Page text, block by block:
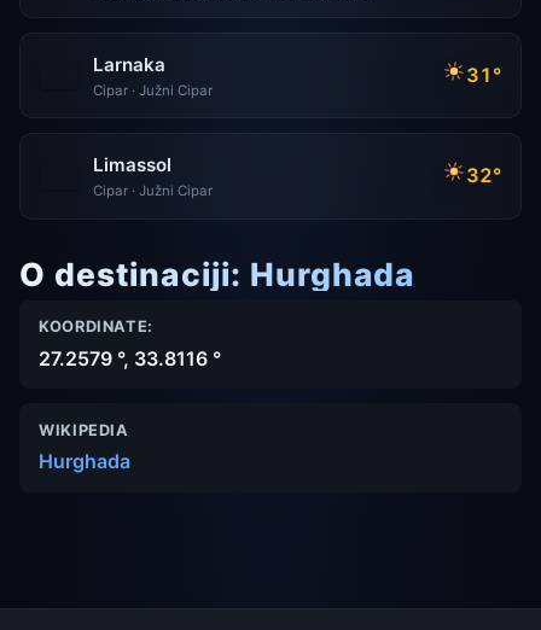
Larnaka
Cipar · Južni Cipar
31°
Limassol
Cipar · Južni Cipar
32°
O destinaciji: Hurghada
KOORDINATE:
27.2579 °, 33.8116 °
WIKIPEDIA
Hurghada